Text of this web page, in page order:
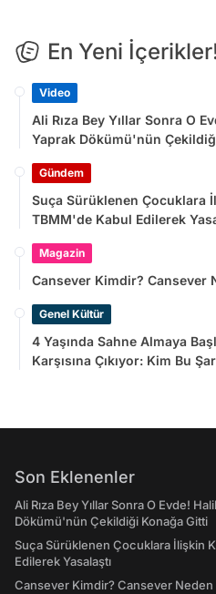
En Yeni
Video
Ali Rıza Bey Yıllar Sonra O
Yaprak Dökümü'nün
Gündem
Suça Sürüklenen Çocuklara
TBMM'de Kabul Edilerek
Magazin
Cansever Kimdir? Cansever
Genel Kültür
4 Yaşında Sahne Almaya
Karşısına Çıkıyor: Kim Bu
Son Eklenenler
Ali Rıza Bey Yıllar Sonra O Evde!
Dökümü'nün Çekildiği Konağa Gitti
Suça Sürüklenen Çocuklara İlişkin
Edilerek Yasalaştı
Cansever Kimdir? Cansever Neden